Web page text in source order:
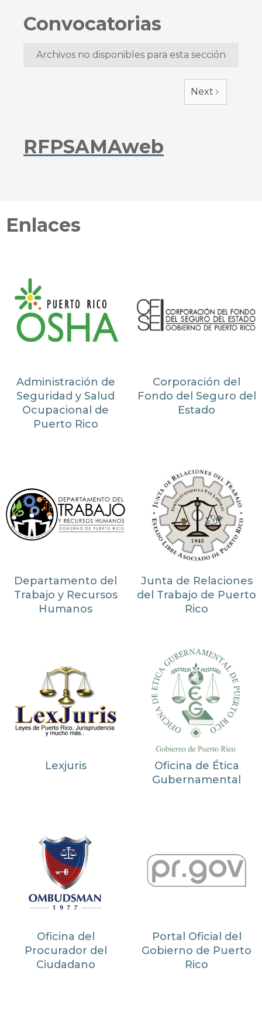
Convocatorias
Archivos no disponibles para esta sección
Next
RFPSAMAweb
Enlaces
Administración de
Seguridad y Salud
Ocupacional de
Puerto Rico
Corporación del
Fondo del Seguro del
Estado
Departamento del
Trabajo y Recursos
Humanos
Junta de Relaciones
del Trabajo de Puerto
Rico
Lexjuris
Oficina de Ética
Gubernamental
Oficina del
Procurador del
Ciudadano
Portal Oficial del
Gobierno de Puerto
Rico